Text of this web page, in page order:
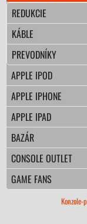
REDUKCIE
KÁBLE
PREVODNÍKY
APPLE IPOD
APPLE IPHONE
APPLE IPAD
BAZÁR
CONSOLE OUTLET
GAME FANS